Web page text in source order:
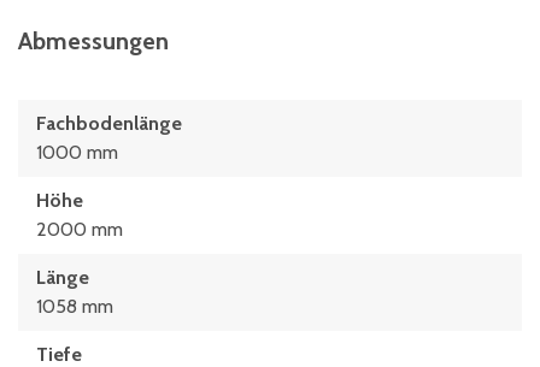
Abmessungen
Fachbodenlänge
1000 mm
Höhe
2000 mm
Länge
1058 mm
Tiefe